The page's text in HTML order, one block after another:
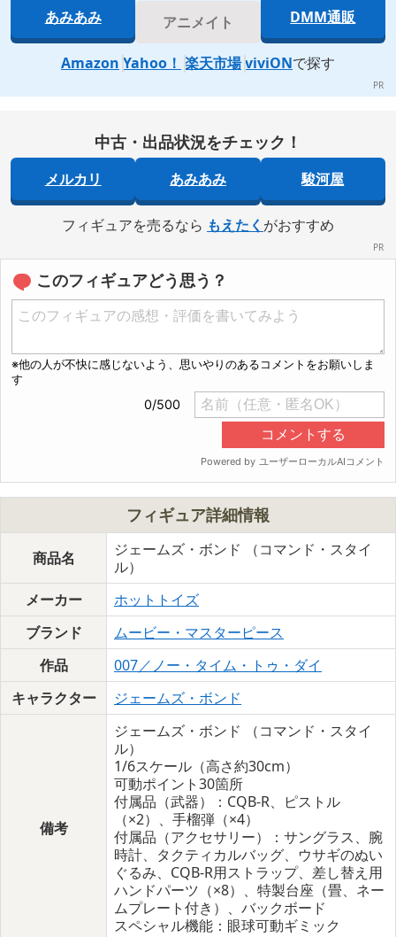
あみあみ アニメイト DMM通販
Amazon Yahoo！ 楽天市場 viviONで探す
中古・出品状況をチェック！
メルカリ あみあみ 駿河屋
フィギュアを売るなら もえたく がおすすめ
このフィギュアどう思う？
フィギュア詳細情報
商品名
ジェームズ・ボンド （コマンド・スタイ
ル）
メーカー
ホットトイズ
ブランド
ムービー・マスターピース
作品
007／ノー・タイム・トゥ・ダイ
キャラクター
ジェームズ・ボンド
備考
ジェームズ・ボンド （コマンド・スタイ
ル）
1/6スケール（高さ約30cm）
可動ポイント30箇所
付属品（武器）：CQB-R、ピストル
（×2）、手榴弾（×4）
付属品（アクセサリー）：サングラス、腕
時計、タクティカルバッグ、ウサギのぬい
ぐるみ、CQB-R用ストラップ、差し替え用
ハンドパーツ（×8）、特製台座（畳、ネー
ムプレート付き）、バックボード
スペシャル機能：眼球可動ギミック